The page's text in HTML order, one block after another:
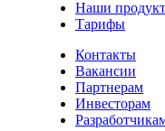
Наши
Тарифы
Контакты
Вакансии
Партнерам
Инвесторам